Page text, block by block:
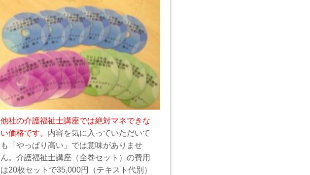
他社の介護福祉士講座では絶対マネできな
い価格です。 内容を気に入っていただいて
も「やっぱり高い」では意味がありませ
ん。介護福祉士講座（全巻セット）の費用
は20枚セットで35,000円（テキスト代別）